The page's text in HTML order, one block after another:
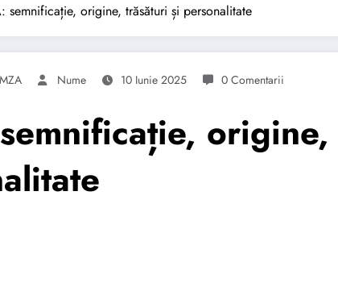
semnificație, origine, trăsături și personalitate
Nume 10 Iunie 2025 0 Comentarii
origine,